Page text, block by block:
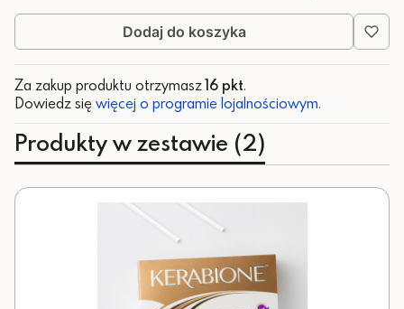
Dodaj do koszyka
Za zakup produktu otrzymasz16 pkt.
Dowiedz się więcej o programie lojalnościowym.
Produkty w zestawie (2)